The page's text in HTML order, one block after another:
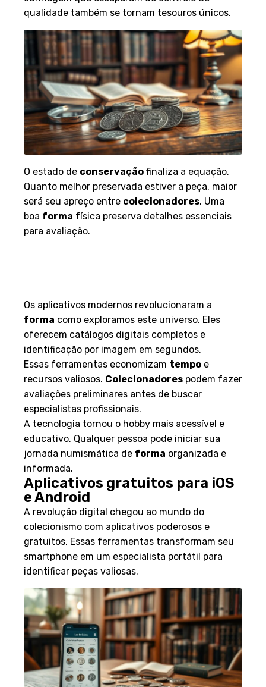
qualidade também se tornam tesouros únicos.
O estado de conservação finaliza a equação.
Quanto melhor preservada estiver a peça, maior
será seu apreço entre colecionadores. Uma
boa forma física preserva detalhes essenciais
para avaliação.
Os aplicativos modernos revolucionaram a
forma como exploramos este universo. Eles
oferecem catálogos digitais completos e
identificação por imagem em segundos.
Essas ferramentas economizam tempo e
recursos valiosos. Colecionadores podem fazer
avaliações preliminares antes de buscar
especialistas profissionais.
A tecnologia tornou o hobby mais acessível e
educativo. Qualquer pessoa pode iniciar sua
jornada numismática de forma organizada e
informada.
Aplicativos gratuitos para iOS
e Android
A revolução digital chegou ao mundo do
colecionismo com aplicativos poderosos e
gratuitos. Essas ferramentas transformam seu
smartphone em um especialista portátil para
identificar peças valiosas.